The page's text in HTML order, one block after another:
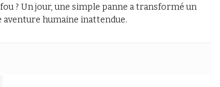
? Un jour, une simple panne a transformé un
aventure humaine inattendue.